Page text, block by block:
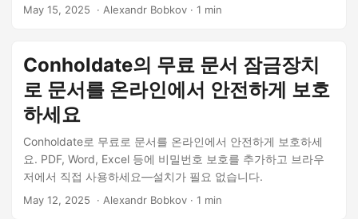
May 15, 2025 ‎ · Alexandr Bobkov · 1 min
Conholdate의 무료 문서 잠금장치
로 문서를 온라인에서 안전하게 보호
하세요
Conholdate로 무료로 문서를 온라인에서 안전하게 보호하세
요. PDF, Word, Excel 등에 비밀번호 보호를 추가하고 브라우
저에서 직접 사용하세요—설치가 필요 없습니다.
May 12, 2025 ‎ · Alexandr Bobkov · 1 min